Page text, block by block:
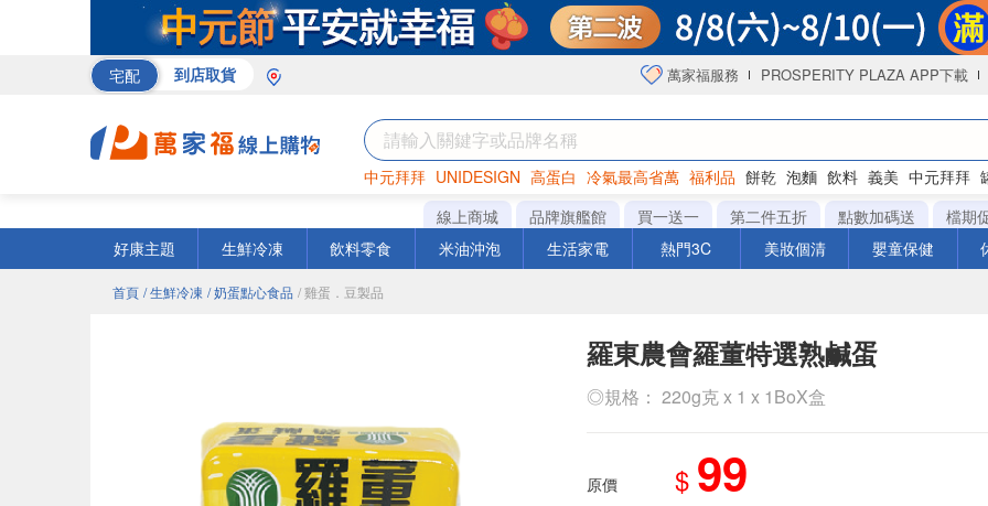
宅配 到店取貨 萬家福服務 PROSPERITY PLAZA APP下載
中元拜拜 UNIDESIGN 高蛋白 冷氣最高省萬 福利品 餅乾 泡麵 飲料 義美 中元拜拜
巧克力 衛生紙 咖啡
線上商城 品牌旗艦館 買一送一 第二件五折 點數加碼送 檔期
好康主題
生鮮冷凍 飲料零食 米油沖泡 生活家電 熱門3C 美妝個清 嬰童保健
首頁 / 生鮮冷凍 / 奶蛋點心食品 / 雞蛋．豆製品
羅東農會羅董特選熟鹹蛋
◎規格： 220g克 x 1 x 1BoX盒
原價 $ 99